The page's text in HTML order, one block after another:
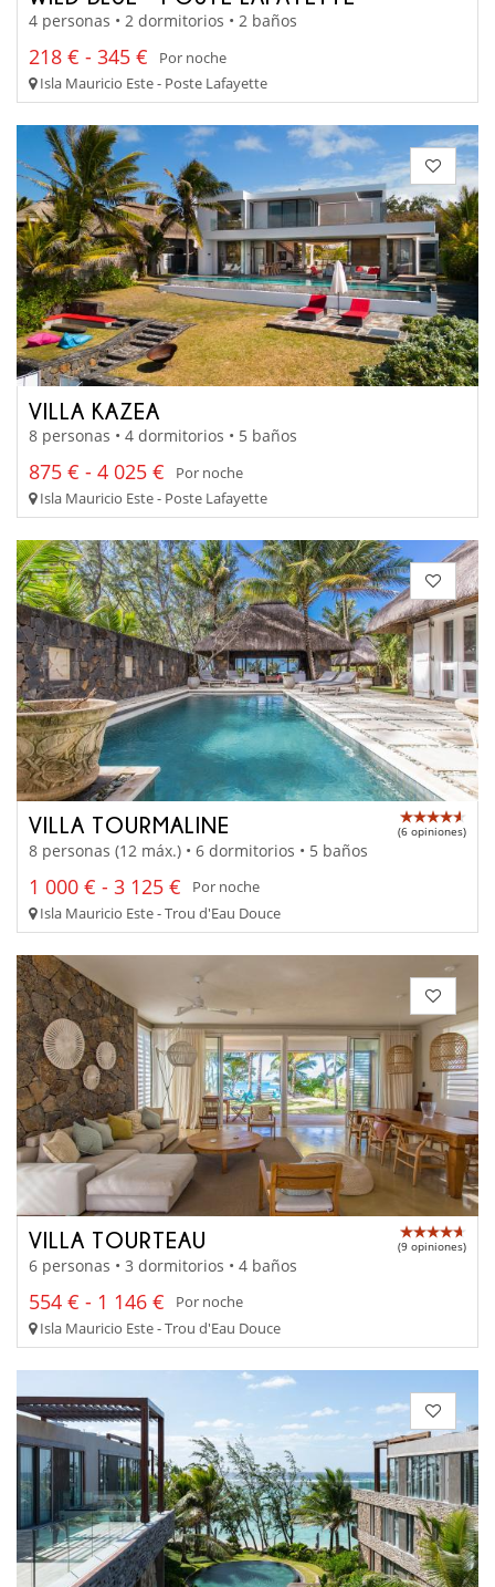
4 personas • 2 dormitorios • 2 baños
218 € - 345 €
Por noche
Isla Mauricio Este - Poste Lafayette
VILLA KAZEA
8 personas • 4 dormitorios • 5 baños
875 € - 4 025 €
Por noche
Isla Mauricio Este - Poste Lafayette
VILLA TOURMALINE (6 opiniones)
8 personas (12 máx.) • 6 dormitorios • 5 baños
1 000 € - 3 125 €
Por noche
Isla Mauricio Este - Trou d'Eau Douce
VILLA TOURTEAU (9 opiniones)
6 personas • 3 dormitorios • 4 baños
554 € - 1 146 €
Por noche
Isla Mauricio Este - Trou d'Eau Douce